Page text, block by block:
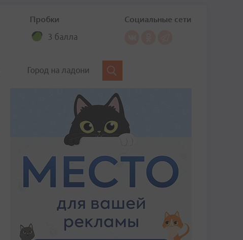
Пробки
3 балла
Социальные сети
Город на ладони